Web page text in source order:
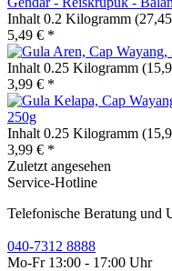
Inhalt 0.2 Kilogramm
5,49 € *
Inhalt 0.25 Kilogramm
3,99 € *
250g
Inhalt 0.25 Kilogramm
3,99 € *
Zuletzt angesehen
Service-Hotline
Telefonische Beratung und
040-7312 8888
Mo-Fr 13:00 - 17:00 Uhr